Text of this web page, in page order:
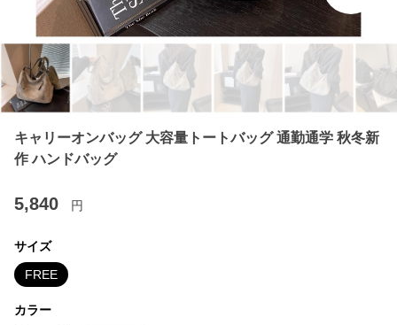
キャリーオンバッグ 大容量トートバッグ 通勤通学 秋冬新
作 ハンドバッグ
5,840 円
サイズ
FREE
カラー